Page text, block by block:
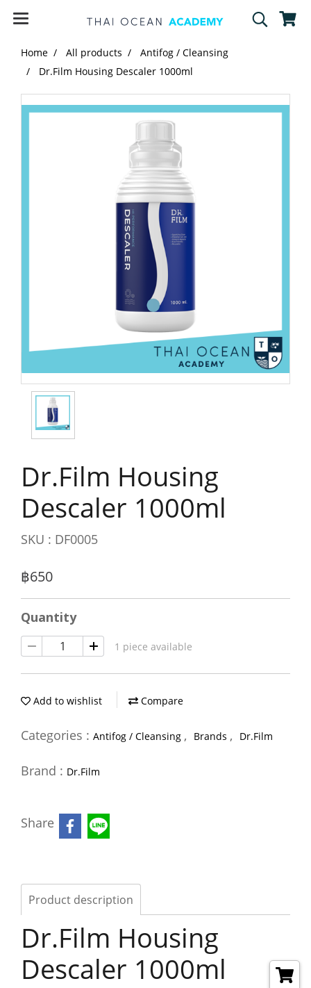
Home All products
Antifog / Cleansing
Dr.Film Housing Descaler 1000ml
Dr.Film Housing
Descaler 1000ml
SKU : DF0005
฿650
Quantity
1 piece available
Add to wishlist Compare
Categories : Antifog / Cleansing , Brands , Dr.Film
Brand : Dr.Film
Share
Product description
Dr.Film Housing
Descaler 1000ml